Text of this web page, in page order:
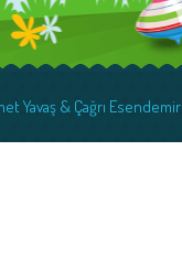
Yavaş & Çağrı Esendemir